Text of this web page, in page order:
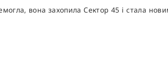
вона захопила Сектор 45 і стала